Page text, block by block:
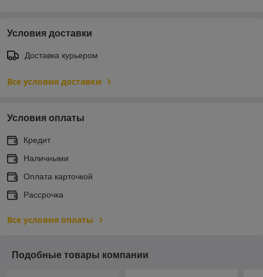
Условия доставки
Доставка курьером
Все условия доставки
Условия оплаты
Кредит
Наличными
Оплата карточкой
Рассрочка
Все условия оплаты
Подобные товары компании